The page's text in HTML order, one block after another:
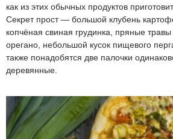
как из этих обычных продуктов
Секрет прост — большой клубень
копчёная свиная грудинка, пряные
орегано, небольшой кусок пищевого
также понадобятся две палочки
деревянные.